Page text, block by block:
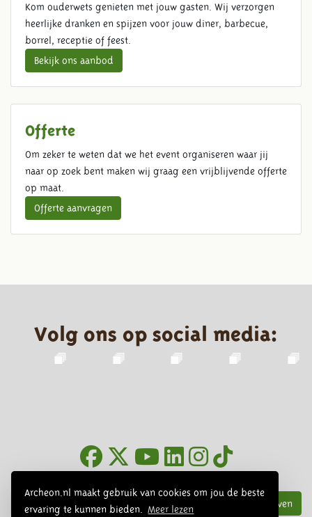
Archeon.nl maakt gebruik van cookies om jou de beste
ervaring te kunnen bieden.
Meer lezen
Kom ouderwets genieten met jouw gasten. Wij verzorgen
heerlijke dranken en spijzen voor jouw diner, barbecue,
borrel, receptie of feest.
Bekijk ons aanbod
Offerte
Om zeker te weten dat we het event organiseren waar jij
naar op zoek bent maken wij graag een vrijblijvende offerte
op maat.
Offerte aanvragen
Volg ons op social media:
Inschrijven